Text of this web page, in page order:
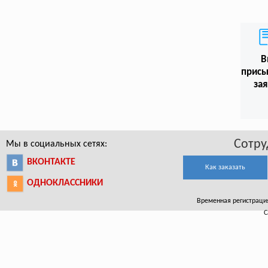
Мы в социальных сетях:
ВКОНТАКТЕ
ОДНОКЛАССНИКИ
Как заказать
Временная